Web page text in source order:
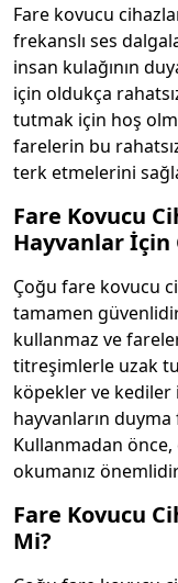
Fare kovucu
frekanslı ses
insan kulağının
için oldukça
tutmak için hoş
farelerin bu
terk etmelerini
Fare Kovucu
Hayvanlar İçin
Çoğu fare kovucu
tamamen
kullanmaz ve
titreşimlerle uzak
köpekler ve kediler
hayvanların duyma
Kullanmadan önce,
okumanız
Fare Kovucu
Mi?